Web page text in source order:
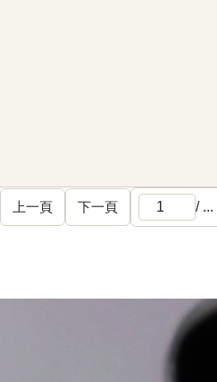
上一頁 下一頁 / ...